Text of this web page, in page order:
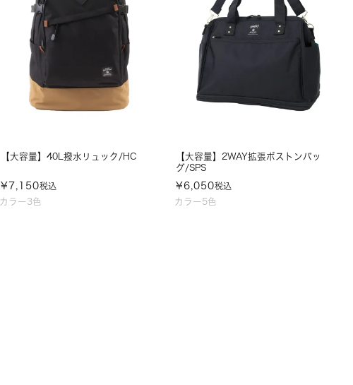
カラー3色
【大容量】40L撥水リュック/HC
¥7,150税込
カラー5色
【大容量】2WAY拡張ボストンバッ
グ/SPS
¥6,050税込